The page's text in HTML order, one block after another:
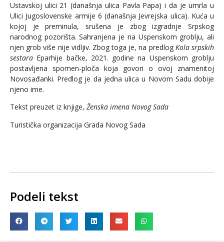
Ustavskoj ulici 21 (današnja ulica Pavla Papa) i da je umrla u
Ulici Jugoslovenske armije 6 (današnja Jevrejska ulica). Kuća u
kojoj je preminula, srušena je zbog izgradnje Srpskog
narodnog pozorišta. Sahranjena je na Uspenskom groblju, ali
njen grob više nije vidljiv. Zbog toga je, na predlogKola srpskih
sestara Eparhije bačke, 2021. godine na Uspenskom groblju
postavljena spomen-ploča koja govori o ovoj znamenitoj
Novosađanki. Predlog je da jedna ulica u Novom Sadu dobije
njeno ime.
Tekst preuzet iz knjige, Ženska imena Novog Sada
Turistička organizacija Grada Novog Sada
Podeli tekst